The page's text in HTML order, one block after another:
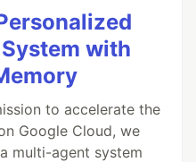
with
to accelerate the
Google Cloud, we
multi-agent system